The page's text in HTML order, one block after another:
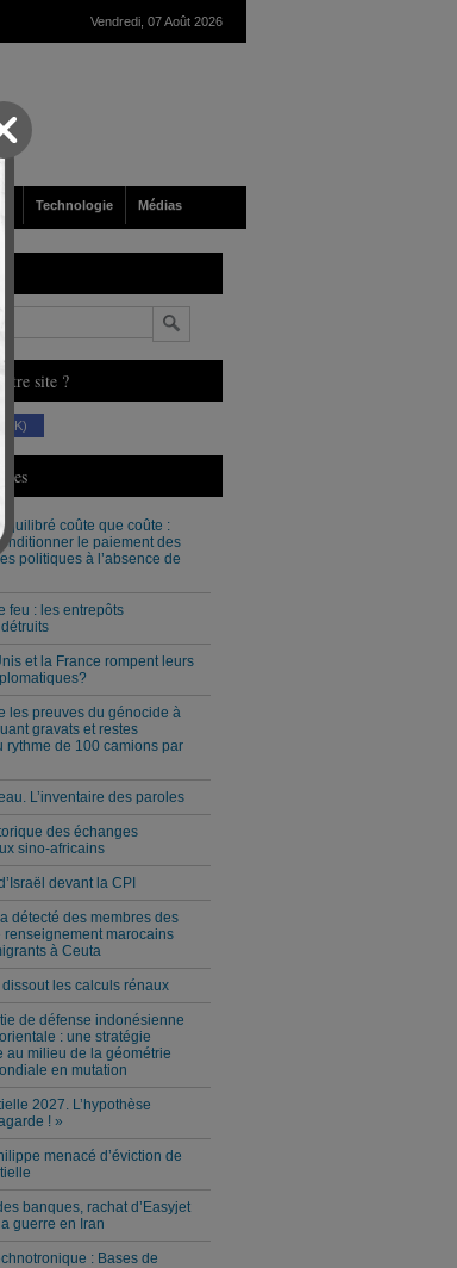
Vendredi, 07 Août 2026
Technologie Médias
site ?
K)
équilibré coûte que coûte :
le paiement des
politiques à l’absence de
feu : les entrepôts
et la France rompent leurs
les preuves du génocide à
gravats et restes
rythme de 100 camions par
L’inventaire des paroles
des échanges
sino-africains
devant la CPI
a détecté des membres des
renseignement marocains
à Ceuta
les calculs rénaux
de défense indonésienne
: une stratégie
au milieu de la géométrie
en mutation
2027. L’hypothèse
! »
menacé d’éviction de
banques, rachat d’Easyjet
guerre en Iran
: Bases de